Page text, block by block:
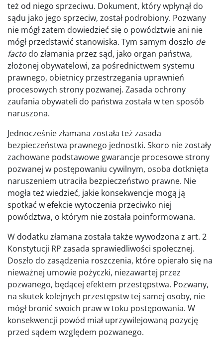
też od niego sprzeciwu. Dokument, który wpłynął do
sądu jako jego sprzeciw, został podrobiony. Pozwany
nie mógł zatem dowiedzieć się o powództwie ani nie
mógł przedstawić stanowiska. Tym samym doszło de
facto do złamania przez sąd, jako organ państwa,
złożonej obywatelowi, za pośrednictwem systemu
prawnego, obietnicy przestrzegania uprawnień
procesowych strony pozwanej. Zasada ochrony
zaufania obywateli do państwa została w ten sposób
naruszona.
Jednocześnie złamana została też zasada
bezpieczeństwa prawnego jednostki. Skoro nie zostały
zachowane podstawowe gwarancje procesowe strony
pozwanej w postępowaniu cywilnym, osoba dotknięta
naruszeniem utraciła bezpieczeństwo prawne. Nie
mogła też wiedzieć, jakie konsekwencje mogą ją
spotkać w efekcie wytoczenia przeciwko niej
powództwa, o którym nie została poinformowana.
W dodatku złamana została także wywodzona z art. 2
Konstytucji RP zasada sprawiedliwości społecznej.
Doszło do zasądzenia roszczenia, które opierało się na
nieważnej umowie pożyczki, niezawartej przez
pozwanego, będącej efektem przestępstwa. Pozwany,
na skutek kolejnych przestępstw tej samej osoby, nie
mógł bronić swoich praw w toku postępowania. W
konsekwencji powód miał uprzywilejowaną pozycję
przed sądem względem pozwanego.